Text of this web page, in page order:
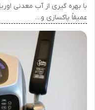
با بهره گیری از آب معدنی
عمیقاً پاکسازی و…